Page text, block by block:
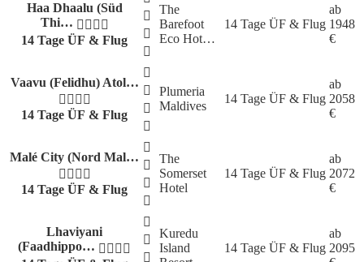
Haa Dhaalu (Süd
Thi…
14 Tage ÜF & Flug
The
Barefoot
Eco Hot…
14 Tage ÜF & Flug
ab
1948
€
Vaavu (Felidhu) Atol…
14 Tage ÜF & Flug
Plumeria
Maldives
14 Tage ÜF & Flug
ab
2058
€
Malé City (Nord Mal…
14 Tage ÜF & Flug
The
Somerset
Hotel
14 Tage ÜF & Flug
ab
2072
€
Lhaviyani
(Faadhippo…
Kuredu
Island
14 Tage ÜF & Flug
ab
2095